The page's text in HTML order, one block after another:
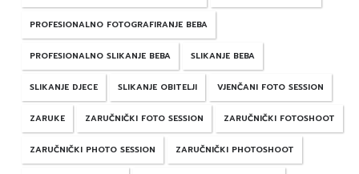
PROFESIONALNO FOTOGRAFIRANJE BEBA
PROFESIONALNO SLIKANJE BEBA SLIKANJE BEBA
SLIKANJE DJECE SLIKANJE OBITELJI VJENČANI FOTO SESSION
ZARUKE ZARUČNIČKI FOTO SESSION ZARUČNIČKI FOTOSHOOT
ZARUČNIČKI PHOTO SESSION ZARUČNIČKI PHOTOSHOOT